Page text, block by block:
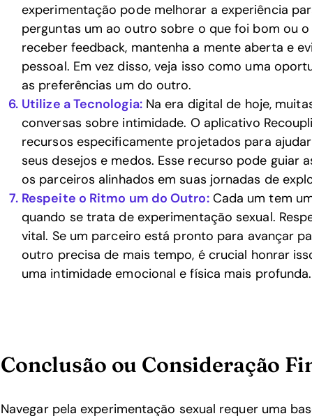
experimentação pode melhorar a experiência
perguntas um ao outro sobre o que foi bom ou
receber feedback, mantenha a mente aberta e
pessoal. Em vez disso, veja isso como uma
as preferências um do outro.
Utilize a Tecnologia:Na era digital de hoje,
conversas sobre intimidade. O aplicativo
recursos especificamente projetados para
seus desejos e medos. Esse recurso pode guiar
os parceiros alinhados em suas jornadas de
Respeite o Ritmo um do Outro:Cada um tem
quando se trata de experimentação sexual.
vital. Se um parceiro está pronto para avançar
outro precisa de mais tempo, é crucial honrar
uma intimidade emocional e física mais profunda.
Conclusão ou Consideração
Navegar pela experimentação sexual requer uma